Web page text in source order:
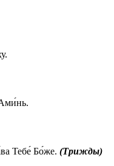
Тебе́ Бо́же. (Трижды)